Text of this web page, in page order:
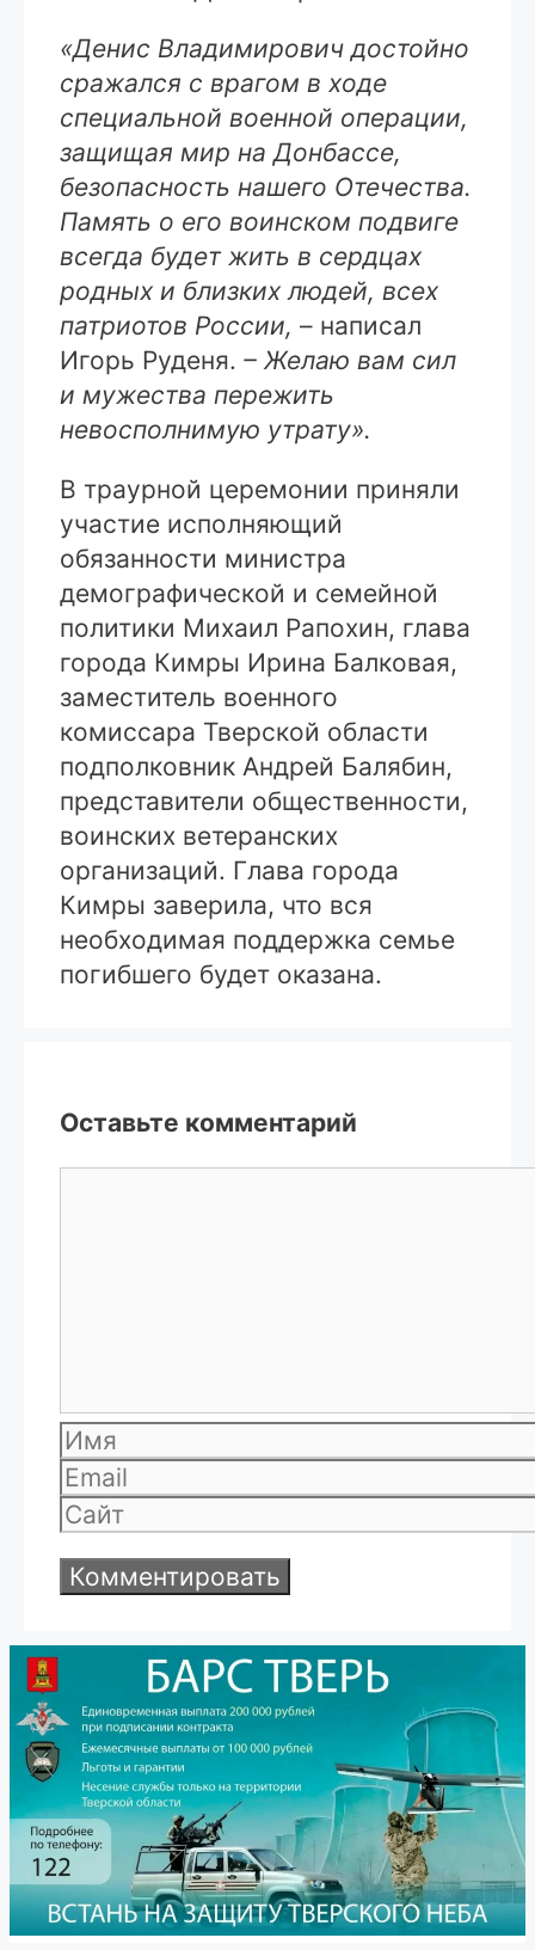
«Денис Владимирович достойно
сражался с врагом в ходе
специальной военной операции,
защищая мир на Донбассе,
безопасность нашего Отечества.
Память о его воинском подвиге
всегда будет жить в сердцах
родных и близких людей, всех
патриотов России, – написал
Игорь Руденя. – Желаю вам сил
и мужества пережить
невосполнимую утрату».
В траурной церемонии приняли
участие исполняющий
обязанности министра
демографической и семейной
политики Михаил Рапохин, глава
города Кимры Ирина Балковая,
заместитель военного
комиссара Тверской области
подполковник Андрей Балябин,
представители общественности,
воинских ветеранских
организаций. Глава города
Кимры заверила, что вся
необходимая поддержка семье
погибшего будет оказана.
Оставьте комментарий
Имя
Email
Сайт